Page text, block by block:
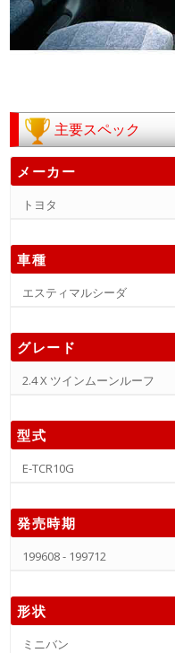
主要スペック
メーカー
トヨタ
車種
エスティマルシーダ
グレード
2.4 X ツインムーンルーフ
型式
E-TCR10G
発売時期
199608 - 199712
形状
ミニバン